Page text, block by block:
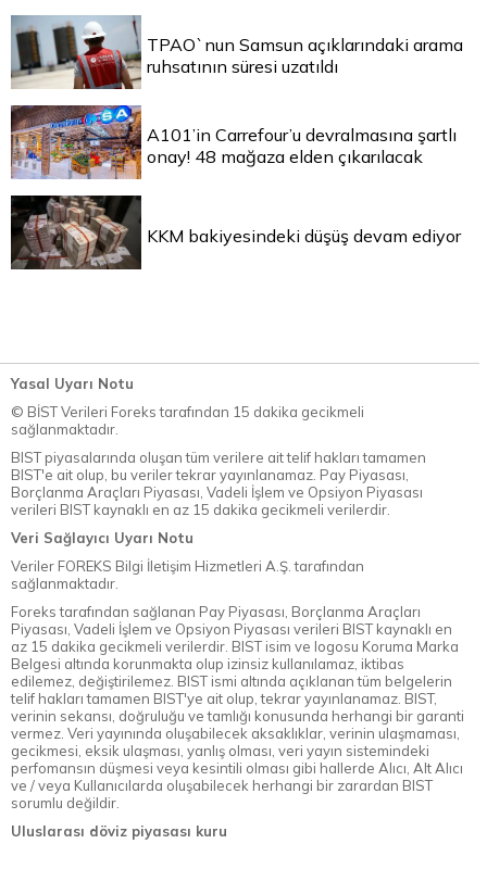
TPAO`nun Samsun açıklarındaki arama
ruhsatının süresi uzatıldı
A101’in Carrefour’u devralmasına şartlı
onay! 48 mağaza elden çıkarılacak
KKM bakiyesindeki düşüş devam ediyor
Yasal Uyarı Notu
© BİST Verileri Foreks tarafından 15 dakika gecikmeli
sağlanmaktadır.
BIST piyasalarında oluşan tüm verilere ait telif hakları tamamen
BIST'e ait olup, bu veriler tekrar yayınlanamaz. Pay Piyasası,
Borçlanma Araçları Piyasası, Vadeli İşlem ve Opsiyon Piyasası
verileri BIST kaynaklı en az 15 dakika gecikmeli verilerdir.
Veri Sağlayıcı Uyarı Notu
Veriler FOREKS Bilgi İletişim Hizmetleri A.Ş. tarafından
sağlanmaktadır.
Foreks tarafından sağlanan Pay Piyasası, Borçlanma Araçları
Piyasası, Vadeli İşlem ve Opsiyon Piyasası verileri BIST kaynaklı en
az 15 dakika gecikmeli verilerdir. BIST isim ve logosu Koruma Marka
Belgesi altında korunmakta olup izinsiz kullanılamaz, iktibas
edilemez, değiştirilemez. BIST ismi altında açıklanan tüm belgelerin
telif hakları tamamen BIST'ye ait olup, tekrar yayınlanamaz. BIST,
verinin sekansı, doğruluğu ve tamlığı konusunda herhangi bir garanti
vermez. Veri yayınında oluşabilecek aksaklıklar, verinin ulaşmaması,
gecikmesi, eksik ulaşması, yanlış olması, veri yayın sistemindeki
perfomansın düşmesi veya kesintili olması gibi hallerde Alıcı, Alt Alıcı
ve / veya Kullanıcılarda oluşabilecek herhangi bir zarardan BIST
sorumlu değildir.
Uluslarası döviz piyasası kuru